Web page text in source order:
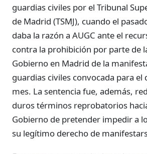
guardias civiles por el Tribunal
de Madrid (TSMJ), cuando el
daba la razón a AUGC ante el
contra la prohibición por parte de
Gobierno en Madrid de la
guardias civiles convocada para el
mes. La sentencia fue, además,
duros términos reprobatorios
Gobierno de pretender impedir a
su legítimo derecho de